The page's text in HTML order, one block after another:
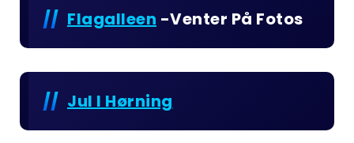
Flagalleen -venter På Fotos
Jul I Hørning